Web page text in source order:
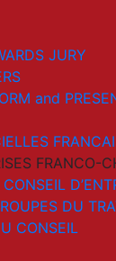
JURY
and
FRANCO-
DU
CONSEIL